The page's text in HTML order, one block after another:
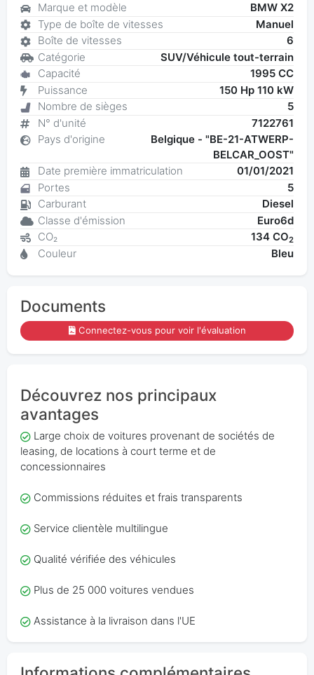
Marque et modèle
BMW X2
Type de boîte de vitesses
Manuel
Boîte de vitesses
6
Catégorie
SUV/Véhicule tout-terrain
Capacité
1995 CC
Puissance
150 Hp 110 kW
Nombre de sièges
5
N° d'unité
7122761
Pays d'origine
Belgique - "BE-21-ATWERP-
BELCAR_OOST"
Date première immatriculation
01/01/2021
Portes
5
Carburant
Diesel
Classe d'émission
Euro6d
CO₂
134 CO2
Couleur Bleu
Documents
Connectez-vous pour voir l'évaluation
Découvrez nos principaux
avantages
Large choix de voitures provenant de sociétés de
leasing, de locations à court terme et de
concessionnaires
Commissions réduites et frais transparents
Service clientèle multilingue
Qualité vérifiée des véhicules
Plus de 25 000 voitures vendues
Assistance à la livraison dans l'UE